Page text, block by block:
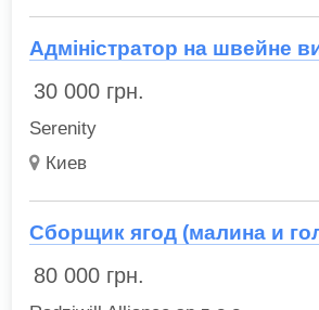
Адміністратор на швейне
30 000 грн.
Serenity
Киев
Сборщик ягод (малина и
80 000 грн.